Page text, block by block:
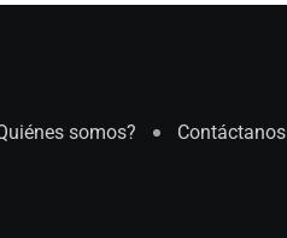
somos? Contáctanos